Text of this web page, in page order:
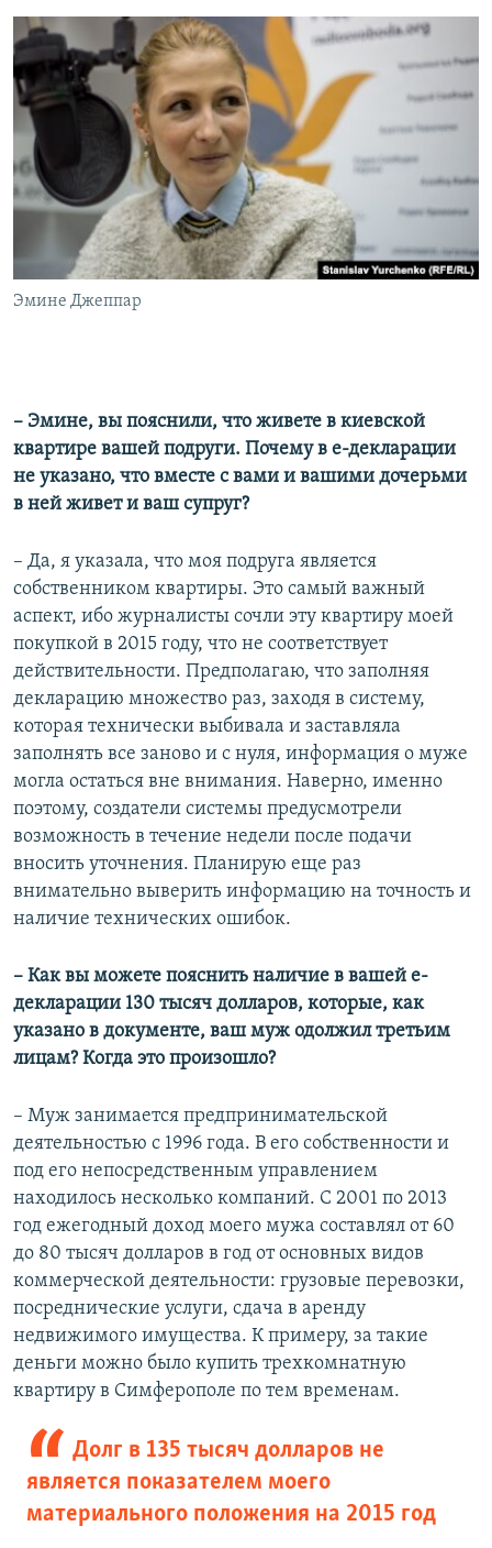
Эмине Джеппар
– Эмине, вы пояснили, что живете в киевской
квартире вашей подруги. Почему в е-декларации
не указано, что вместе с вами и вашими дочерьми
в ней живет и ваш супруг?
– Да, я указала, что моя подруга является
собственником квартиры. Это самый важный
аспект, ибо журналисты сочли эту квартиру моей
покупкой в 2015 году, что не соответствует
действительности. Предполагаю, что заполняя
декларацию множество раз, заходя в систему,
которая технически выбивала и заставляла
заполнять все заново и с нуля, информация о муже
могла остаться вне внимания. Наверно, именно
поэтому, создатели системы предусмотрели
возможность в течение недели после подачи
вносить уточнения. Планирую еще раз
внимательно выверить информацию на точность и
наличие технических ошибок.
– Как вы можете пояснить наличие в вашей е-
декларации 130 тысяч долларов, которые, как
указано в документе, ваш муж одолжил третьим
лицам? Когда это произошло?
– Муж занимается предпринимательской
деятельностью с 1996 года. В его собственности и
под его непосредственным управлением
находилось несколько компаний. С 2001 по 2013
год ежегодный доход моего мужа составлял от 60
до 80 тысяч долларов в год от основных видов
коммерческой деятельности: грузовые перевозки,
посреднические услуги, сдача в аренду
недвижимого имущества. К примеру, за такие
деньги можно было купить трехкомнатную
квартиру в Симферополе по тем временам.
Долг в 135 тысяч долларов не
является показателем моего
материального положения на 2015 год